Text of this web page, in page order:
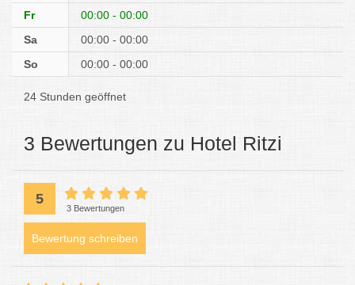
Fr
00:00 - 00:00
Sa
00:00 - 00:00
So
00:00 - 00:00
24 Stunden geöffnet
3 Bewertungen zu Hotel Ritzi
5
3 Bewertungen
Bewertung schreiben